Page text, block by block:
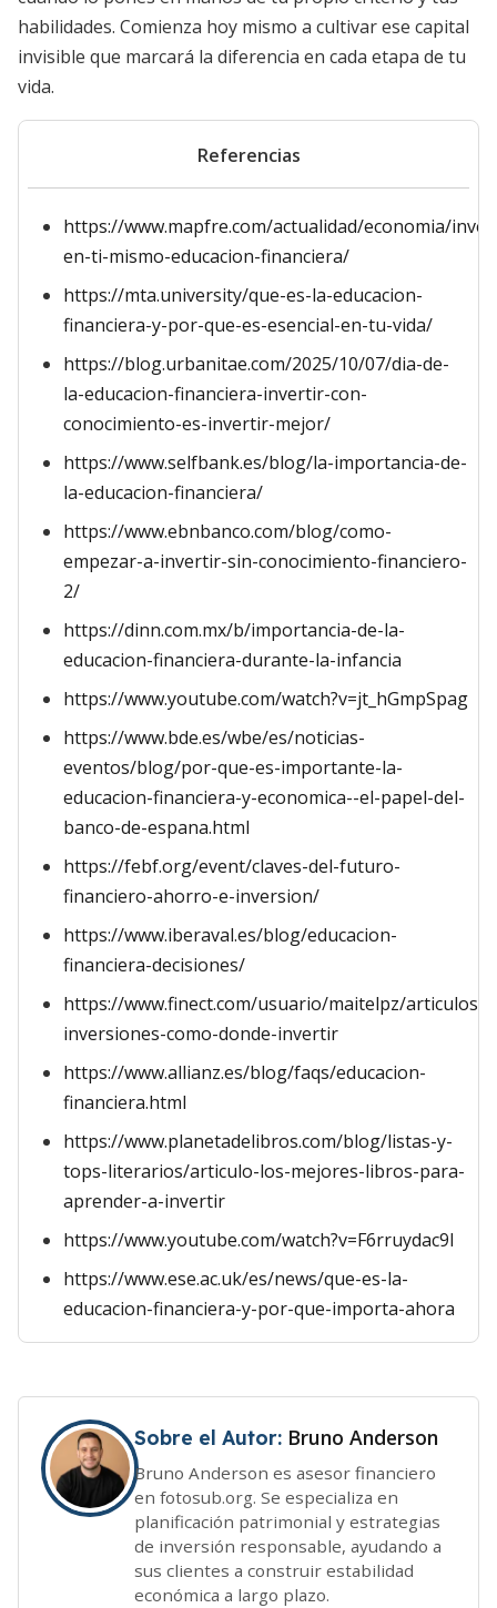
habilidades. Comienza hoy mismo a cultivar ese capital
invisible que marcará la diferencia en cada etapa de tu
vida.
Referencias
https://www.mapfre.com/actualidad/economia/
en-ti-mismo-educacion-financiera/
https://mta.university/que-es-la-educacion-
financiera-y-por-que-es-esencial-en-tu-vida/
https://blog.urbanitae.com/2025/10/07/dia-de-
la-educacion-financiera-invertir-con-
conocimiento-es-invertir-mejor/
https://www.selfbank.es/blog/la-importancia-de-
la-educacion-financiera/
https://www.ebnbanco.com/blog/como-
empezar-a-invertir-sin-conocimiento-financiero-
2/
https://dinn.com.mx/b/importancia-de-la-
educacion-financiera-durante-la-infancia
https://www.youtube.com/watch?v=jt_hGmpSpag
https://www.bde.es/wbe/es/noticias-
eventos/blog/por-que-es-importante-la-
educacion-financiera-y-economica--el-papel-del-
banco-de-espana.html
https://febf.org/event/claves-del-futuro-
financiero-ahorro-e-inversion/
https://www.iberaval.es/blog/educacion-
financiera-decisiones/
https://www.finect.com/usuario/maitelpz/articulos/
inversiones-como-donde-invertir
https://www.allianz.es/blog/faqs/educacion-
financiera.html
https://www.planetadelibros.com/blog/listas-y-
tops-literarios/articulo-los-mejores-libros-para-
aprender-a-invertir
https://www.youtube.com/watch?v=F6rruydac9I
https://www.ese.ac.uk/es/news/que-es-la-
educacion-financiera-y-por-que-importa-ahora
Sobre el Autor: Bruno Anderson
Bruno Anderson es asesor financiero
en fotosub.org. Se especializa en
planificación patrimonial y estrategias
de inversión responsable, ayudando a
sus clientes a construir estabilidad
económica a largo plazo.